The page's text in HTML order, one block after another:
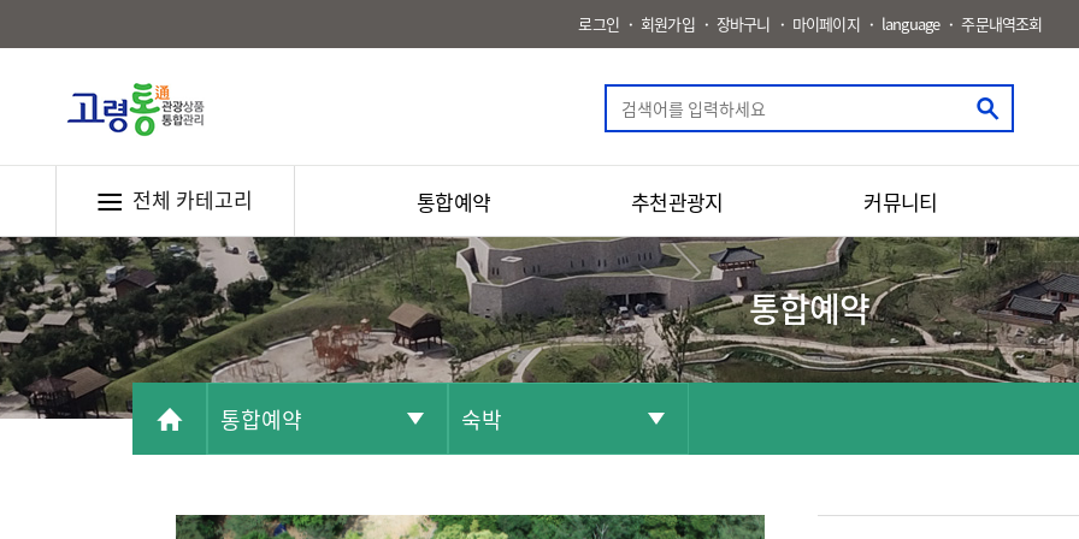
로그인 회원가입 장바구니 마이페이지 language 주문내역조회
전체 카테고리 통합예약 추천관광지 커뮤니티
통합예약
통합예약 숙박